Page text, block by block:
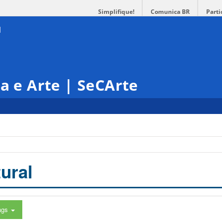
Simplifique! Comunica BR
e Arte | SeCArte